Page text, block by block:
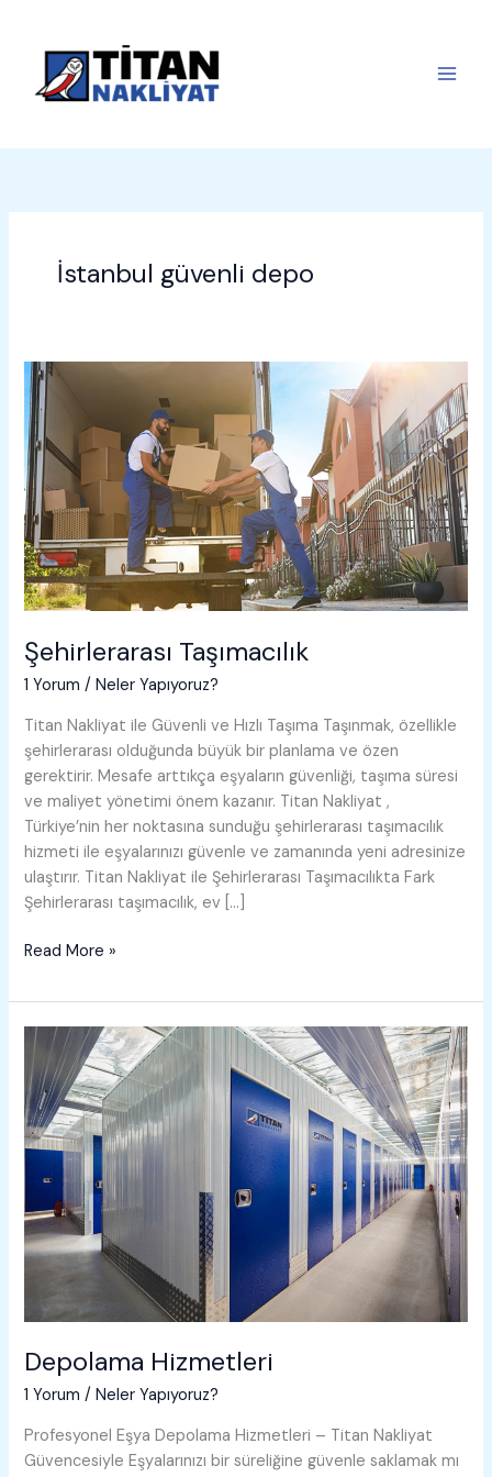
İstanbul güvenli depo
Şehirlerarası Taşımacılık
1 Yorum /Neler Yapıyoruz?
Titan Nakliyat ile Güvenli ve Hızlı Taşıma Taşınmak, özellikle
şehirlerarası olduğunda büyük bir planlama ve özen
gerektirir. Mesafe arttıkça eşyaların güvenliği, taşıma süresi
ve maliyet yönetimi önem kazanır. Titan Nakliyat ,
Türkiye’nin her noktasına sunduğu şehirlerarası taşımacılık
hizmeti ile eşyalarınızı güvenle ve zamanında yeni adresinize
ulaştırır. Titan Nakliyat ile Şehirlerarası Taşımacılıkta Fark
Şehirlerarası taşımacılık, ev […]
Şehirlerarası
Read More »
Depolama Hizmetleri
1 Yorum /Neler Yapıyoruz?
Profesyonel Eşya Depolama Hizmetleri – Titan Nakliyat
Güvencesiyle Eşyalarınızı bir süreliğine güvenle saklamak mı